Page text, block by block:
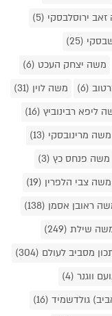
ירוסלבסקי (5)
(25)
משה יצחק העכט (6)
(6)
משה לוין (31)
ליפא רבינוביץ (16)
משה מרינובסקי (13)
משה פנחס כץ (3)
משה צבי הלפרין (19)
ראובן אסמן (138)
שילת (249)
מסביב לעולם (304)
ווגנר (4)
גולדשמיד (16)